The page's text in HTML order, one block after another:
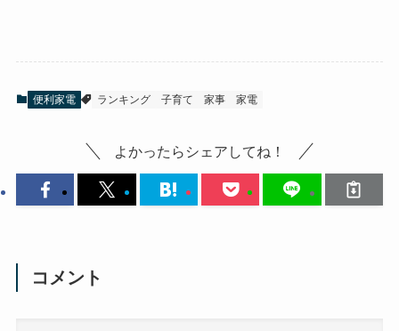
便利家電 ランキング 子育て 家事 家電
よかったらシェアしてね！
コメント